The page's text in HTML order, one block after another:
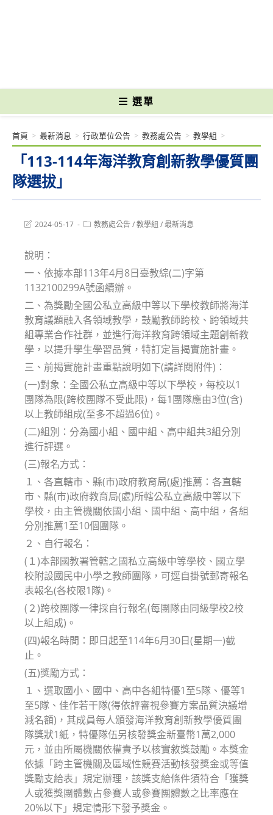
選單
「113-114年海洋教育創新教學優質團
隊選拔」
首頁 > 最新消息 > 行政單位公告 > 教務處公告 > 教學組 >
Post2024-05-17
Post教務處公告/教學組 /最新消息
說明：
一、依據本部113年4月8日臺教綜(二)字第
1132100299A號函續辦。
二、為獎勵全國公私立高級中等以下學校教師將海洋
教育議題融入各領域教學，鼓勵教師跨校、跨領域共
組專業合作社群，並進行海洋教育跨領域主題創新教
學，以提升學生學習品質，特訂定旨揭實施計畫。
三、前揭實施計畫重點說明如下(請詳閱附件)：
(一)對象：全國公私立高級中等以下學校，每校以1
團隊為限(跨校團隊不受此限)，每1團隊應由3位(含)
以上教師組成(至多不超過6位)。
(二)組別：分為國小組、國中組、高中組共3組分別
進行評選。
(三)報名方式：
１、各直轄市、縣(市)政府教育局(處)推薦：各直轄
市、縣(市)政府教育局(處)所轄公私立高級中等以下
學校，由主管機關依國小組、國中組、高中組，各組
分別推薦1至10個團隊。
２、自行報名：
(１)本部國教署管轄之國私立高級中等學校、國立學
校附設國民中小學之教師團隊，可逕自掛號郵寄報名
表報名(各校限1隊)。
(２)跨校團隊一律採自行報名(每團隊由同級學校2校
以上組成)。
(四)報名時間：即日起至114年6月30日(星期一)截
止。
(五)獎勵方式：
１、選取國小、國中、高中各組特優1至5隊、優等1
至5隊、佳作若干隊(得依評審視參賽方案品質決議增
減名額)，其成員每人頒發海洋教育創新教學優質團
隊獎狀1紙，特優隊伍另核發獎金新臺幣1萬2,000
元，並由所屬機關依權責予以核實敘獎鼓勵。本獎金
依據「跨主管機關及區域性競賽活動核發獎金或等值
獎勵支給表」規定辦理，該獎支給條件須符合「獲獎
人或獲獎團體數占參賽人或參賽團體數之比率應在
20%以下」規定情形下發予獎金。